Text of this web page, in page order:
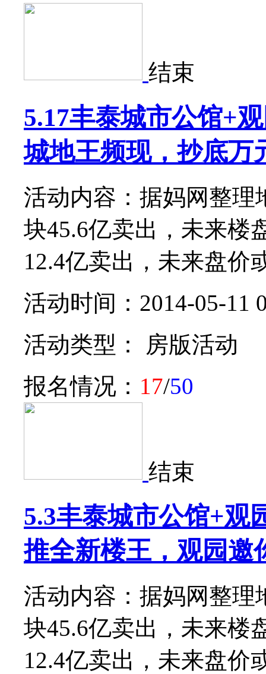
结束
5.17丰泰城市公馆+
城地王频现，抄底万
活动内容：据妈网整理
块45.6亿卖出，未来楼
12.4亿卖出，未来盘价
活动时间：2014-05-11
活动类型： 房版活动
报名情况： 17/50
结束
5.3丰泰城市公馆+观
推全新楼王，观园
活动内容：据妈网整理
块45.6亿卖出，未来楼
12.4亿卖出，未来盘价